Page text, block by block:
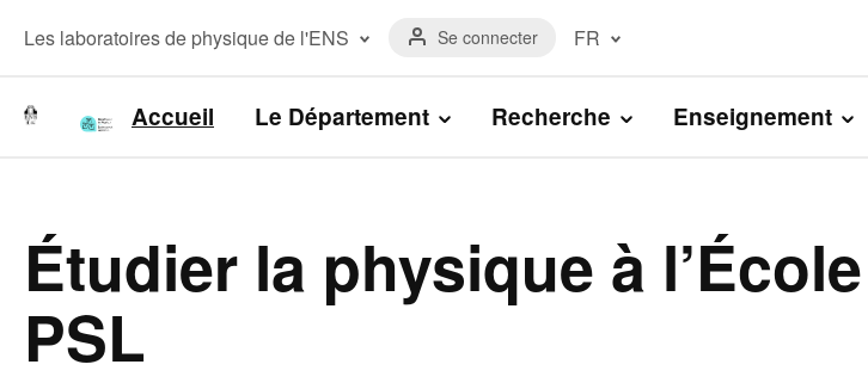
contenu
Menu
Les laboratoires de physique de l'ENS
normale supérieure
Laboratoire Kastler Brossel
Menu
du
l'utilisateur
Se connecter
FR
English
Navigation
principale
Accueil Le Département Recherche Enseignement
Étudier la physique à
PSL